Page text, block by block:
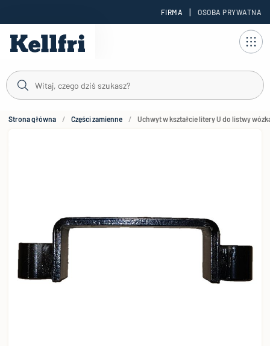
FIRMA | OSOBA PRYWATNA
Strona główna Części zamienne Uchwyt w kształcie litery U do listwy